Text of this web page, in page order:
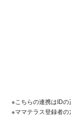
※こちらの連携はIDの
※ママテラス登録者の